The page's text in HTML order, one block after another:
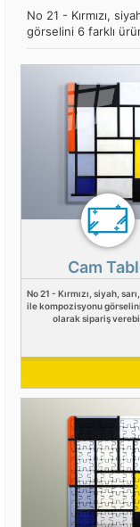
No 21 - Kırmızı,
görselini 6 farklı
Cam
No 21 - Kırmızı, siyah,
ile kompozisyonu görselini
olarak sipariş